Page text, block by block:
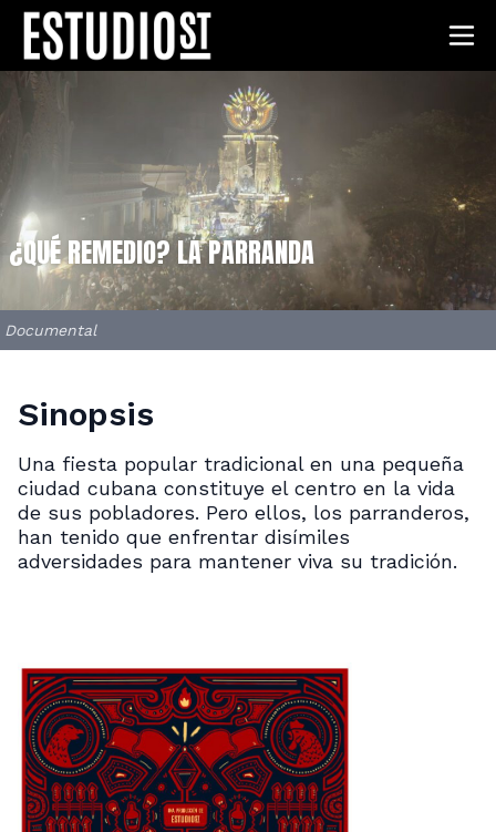
¿QUÉ REMEDIO? LA PARRANDA
Documental
Sinopsis
Una fiesta popular tradicional en una pequeña
ciudad cubana constituye el centro en la vida
de sus pobladores. Pero ellos, los parranderos,
han tenido que enfrentar disímiles
adversidades para mantener viva su tradición.